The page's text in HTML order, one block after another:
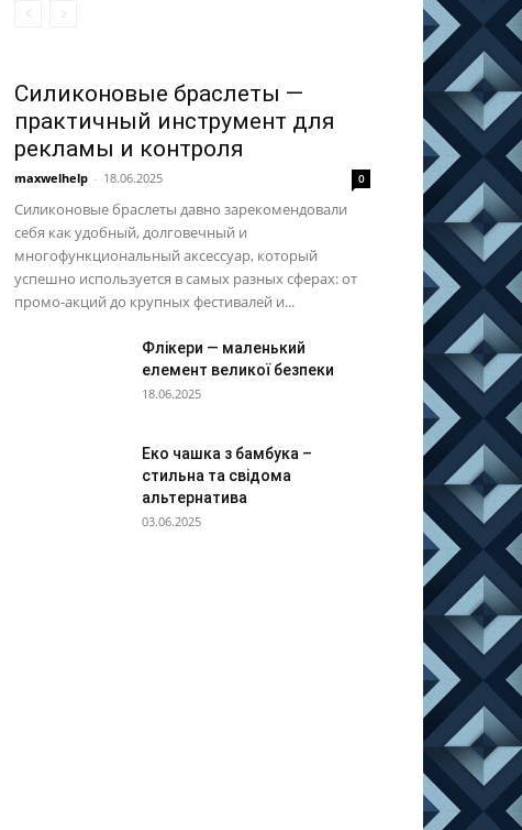
Силиконовые браслеты —
практичный инструмент для
рекламы и контроля
maxwelhelp - 18.06.2025 0
Силиконовые браслеты давно зарекомендовали
себя как удобный, долговечный и
многофункциональный аксессуар, который
успешно используется в самых разных сферах: от
промо-акций до крупных фестивалей и...
Флікери — маленький
елемент великої безпеки
18.06.2025
Еко чашка з бамбука –
стильна та свідома
альтернатива
03.06.2025